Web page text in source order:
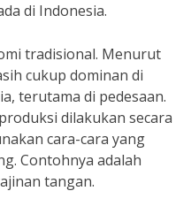
di Indonesia.
tradisional. Menurut
cukup dominan di
terutama di pedesaan.
dilakukan secara
cara-cara yang
Contohnya adalah
tangan.